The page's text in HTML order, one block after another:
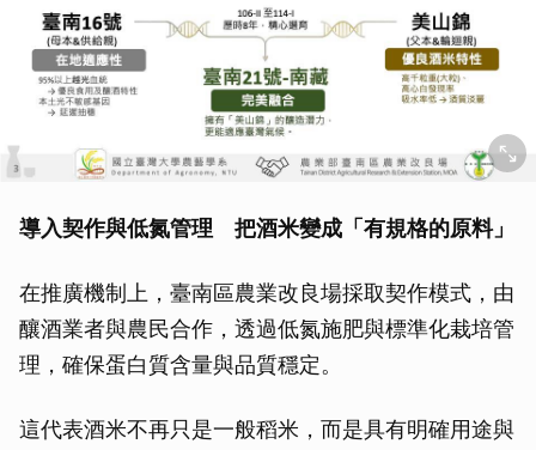
導入契作與低氮管理 把酒米變成「有規格的原料」
在推廣機制上，臺南區農業改良場採取契作模式，由
釀酒業者與農民合作，透過低氮施肥與標準化栽培管
理，確保蛋白質含量與品質穩定。
這代表酒米不再只是一般稻米，而是具有明確用途與